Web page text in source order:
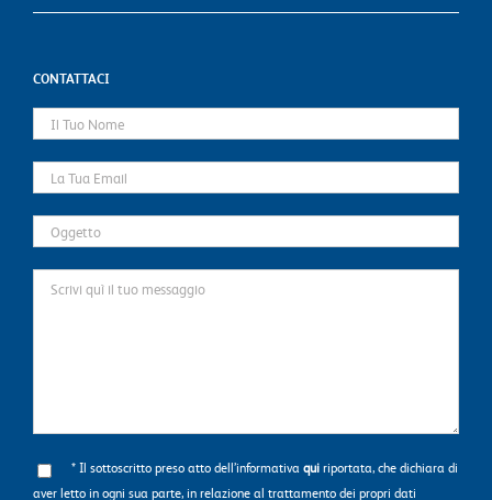
CONTATTACI
* Il sottoscritto preso atto dell’informativa quiriportata, che dichiara di
aver letto in ogni sua parte, in relazione al trattamento dei propri dati